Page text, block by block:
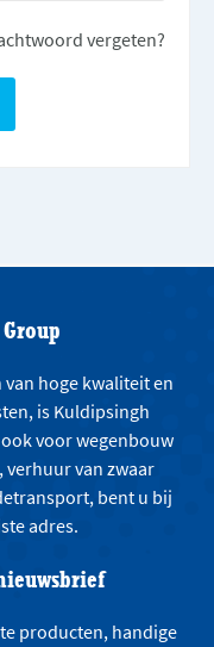
vergeten?
hoge kwaliteit en
is Kuldipsingh
voor wegenbouw
van zwaar
bent u bij
adres.
producten, handige